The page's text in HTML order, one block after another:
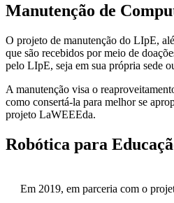
Manutenção de
O projeto de manutenção do LIpE,
que são recebidos por meio de
pelo LIpE, seja em sua própria sede
A manutenção visa o
como consertá-la para melhor se
projeto LaWEEEda.
Robótica para
Em 2019, em parceria com o